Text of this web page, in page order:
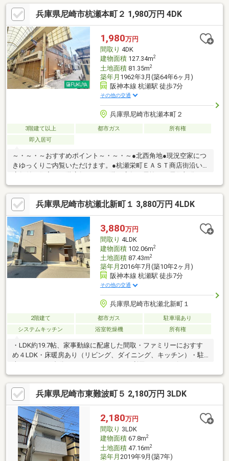
も可能です。駐車場も完備しておりますのでご利用ください。■
キッズスペースもございますので、小さなお子様がいらっしゃる
ご家庭もお気軽にご来場ください！
兵庫県尼崎市杭瀬本町２ 1,980万円 4DK
1,980万円
間取り 4DK
建物面積127.34m2
土地面積81.35m2
築年月 1962年3月(築64年6ヶ月)
阪神本線 杭瀬駅 徒歩7分
その他の交通
兵庫県尼崎市杭瀬本町２
3階建て以上 都市ガス
所有権
即入居可
～・～・～おすすめポイント～・～・～●北西角地●現況空家につ
きゆっくりご内覧いただけます。●杭瀬栄町ＥＡＳＴ商店街沿い
水まわり●２階は和室３室 各居室６帖以上あり●３階は洋室１
室 収納付き バルコニーあり●サンエー杭瀬店目の前 雨に濡
れずにお買い物に行けます♪◆増改築有：３階部分（増改築年月
日不明、登記済）／賃貸同時募集中：月額１６８，０００円／建
ぺい率９０％：角地による緩和／容積率２８８％：前面道路幅員
制限による／現状有姿／契約不適合責任免責◆フリーダイヤル：
０１２０－２７－２９８１
兵庫県尼崎市杭瀬北新町１ 3,880万円 4LDK
3,880万円
間取り 4LDK
建物面積102.06m2
土地面積87.43m2
築年月 2016年7月(築10年2ヶ月)
阪神本線 杭瀬駅 徒歩7分
その他の交通
兵庫県尼崎市杭瀬北新町１
2階建て 都市ガス
駐車場あり
システムキッチン
浴室乾燥機 所有権
・LDK約19.7帖、家事動線に配慮した間取・ファミリーにおすす
め４LDK・床暖房あり（リビング、ダイニング、キッチン）・駐
ムに階段設置、家族の集うリビング・収納機能充実・室内丁寧に
ご利用されています。＜月々のお支払い例＞月々のお支払い額
【104186円】（物件価格のみお借入れ/変動金利0.７％/35年ロー
ン/ボーナス払いなしの場合）■頭金０円や諸費用すべてお借入れ
も可能です！■住宅ローン審査にご不安な方もお気軽にご相談く
ださい！
兵庫県尼崎市東難波町５ 2,180万円 3LDK
2,180万円
間取り 3LDK
建物面積67.8m2
土地面積47.16m2
築年月 2019年9月(築7年)